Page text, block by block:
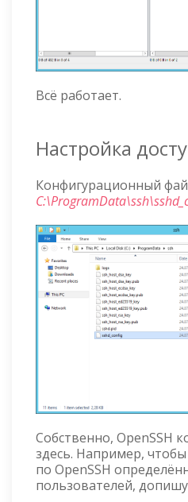
Всё работает.
Настройка
Конфигурационный
Собственно, OpenSSH
здесь. Например,
по OpenSSH
пользователей,